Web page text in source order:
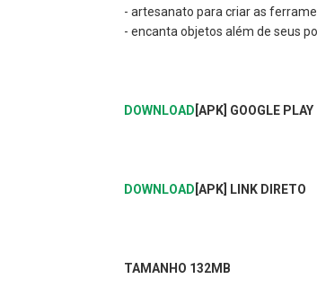
- artesanato para criar as
- encanta objetos além de seus
DOWNLOAD [APK] GOOGLE PLAY
DOWNLOAD [APK] LINK DIRETO
TAMANHO 132MB